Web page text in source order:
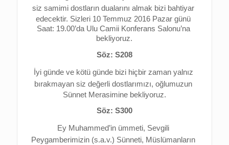
siz samimi dostların dualarını almak bizi bahtiyar
edecektir. Sizleri 10 Temmuz 2016 Pazar günü
Saat: 19.00’da Ulu Camii Konferans Salonu’na
bekliyoruz.
Söz: S208
İyi günde ve kötü günde bizi hiçbir zaman yalnız
bırakmayan siz değerli dostlarımızı, oğlumuzun
Sünnet Merasimine bekliyoruz.
Söz: S300
Ey Muhammed’in ümmeti, Sevgili
Peygamberimizin (s.a.v.) Sünneti, Müslümanların